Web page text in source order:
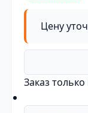
Цену
Заказ